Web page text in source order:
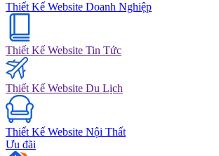
Thiết Kế Website Doanh Nghiệp
Thiết Kế Website Tin Tức
Thiết Kế Website Du Lịch
Thiết Kế Website Nội Thất
Ưu đãi